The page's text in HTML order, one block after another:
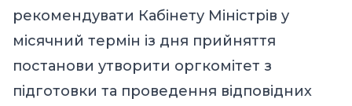
рекомендувати Кабінету Міністрів у
місячний термін із дня прийняття
постанови утворити оргкомітет з
підготовки та проведення відповідних